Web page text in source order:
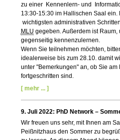
zu einer Kennenlern- und
13:30-15:30 im Hallischen Saal
wichtigsten administrativen
MLU gegeben. Außerdem ist
gegenseitig kennenzulernen.
Wenn Sie teilnehmen möchten,
idealerweise bis zum 28.10. damit
unter "Bemerkungen" an, ob Sie am
fortgeschritten sind
[ mehr ... ]
9. Juli 2022: PhD Network –
Wir freuen uns sehr, mit Ihnen am
Peißnitzhaus den Sommer zu